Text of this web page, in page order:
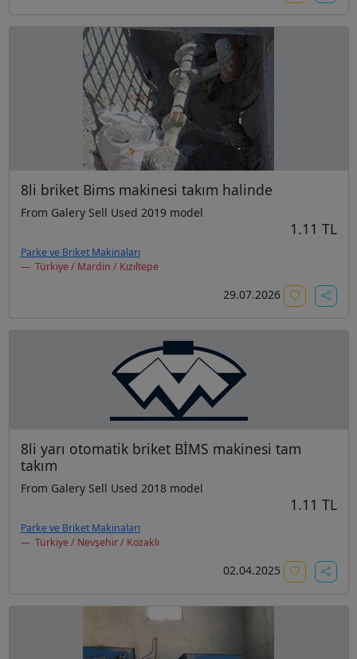
8li briket Bims makinesi takım halinde
From Galery Sell Used 2019 model
1.11 TL
Parke ve Briket Makinaları
Türkiye / Mardin / Kızıltepe
29.07.2026
8li yarı otomatik briket BİMS makinesi tam
takım
From Galery Sell Used 2018 model
1.11 TL
Parke ve Briket Makinaları
Türkiye / Nevşehir / Kozaklı
02.04.2025